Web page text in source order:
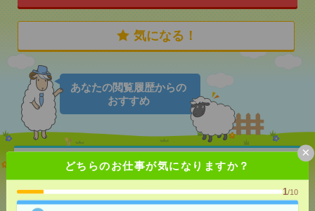
どちらのお仕事が気になりますか？
1/10
×
気になる！
あなたの閲覧履歴からの
おすすめ
説明会参加で全員に【現金2千円相当プレゼント】生
活のお手伝い[派遣]
[給 与]無資格未経験：時給1500円～ ■週払い